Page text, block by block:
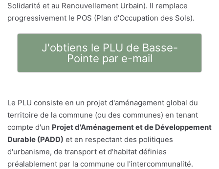
Solidarité et au Renouvellement Urbain). Il remplace
progressivement le POS (Plan d'Occupation des Sols).
J'obtiens le PLU de Basse-
Pointe par e-mail
Le PLU consiste en un projet d'aménagement global du
territoire de la commune (ou des communes) en tenant
compte d'un Projet d'Aménagement et de Développement
Durable (PADD) et en respectant des politiques
d'urbanisme, de transport et d'habitat définies
préalablement par la commune ou l'intercommunalité.